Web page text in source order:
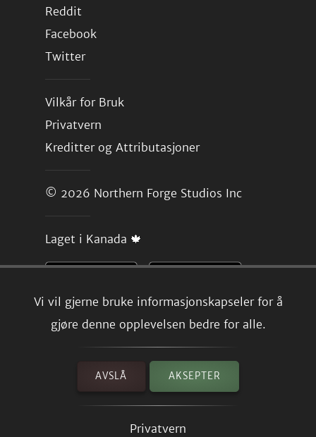
Vi vil gjerne bruke informasjonskapseler for å
gjøre denne opplevelsen bedre for alle.
AVSLÅ AKSEPTER
Privatvern
Reddit
Facebook
Twitter
Vilkår for Bruk
Privatvern
Kreditter og Attributasjoner
© 2026 Northern Forge Studios Inc
Laget i Kanada 🍁